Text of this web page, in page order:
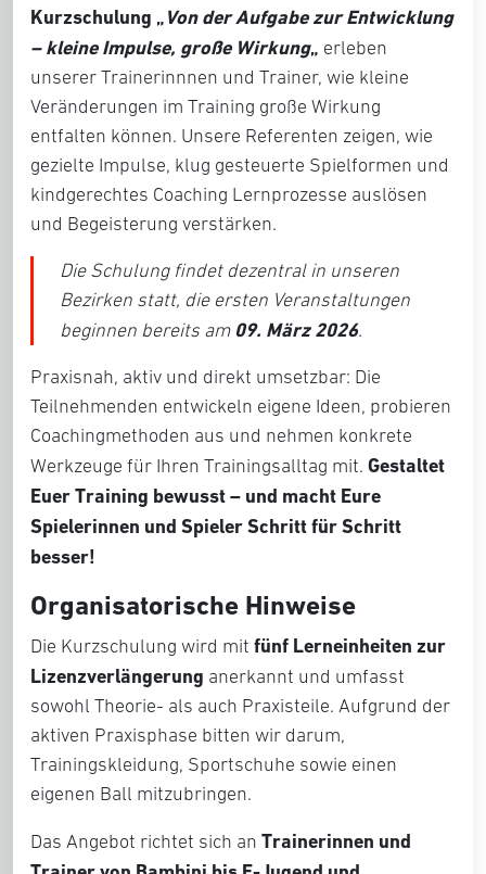
Kurzschulung „Von der Aufgabe zur Entwicklung
– kleine Impulse, große Wirkung„ erleben
unserer Trainerinnnen und Trainer, wie kleine
Veränderungen im Training große Wirkung
entfalten können. Unsere Referenten zeigen, wie
gezielte Impulse, klug gesteuerte Spielformen und
kindgerechtes Coaching Lernprozesse auslösen
und Begeisterung verstärken.
Die Schulung findet dezentral in unseren
Bezirken statt, die ersten Veranstaltungen
beginnen bereits am 09. März 2026.
Praxisnah, aktiv und direkt umsetzbar: Die
Teilnehmenden entwickeln eigene Ideen, probieren
Coachingmethoden aus und nehmen konkrete
Werkzeuge für Ihren Trainingsalltag mit. Gestaltet
Euer Training bewusst – und macht Eure
Spielerinnen und Spieler Schritt für Schritt
besser!
Organisatorische Hinweise
Die Kurzschulung wird mit fünf Lerneinheiten zur
Lizenzverlängerung anerkannt und umfasst
sowohl Theorie- als auch Praxisteile. Aufgrund der
aktiven Praxisphase bitten wir darum,
Trainingskleidung, Sportschuhe sowie einen
eigenen Ball mitzubringen.
Das Angebot richtet sich an Trainerinnen und